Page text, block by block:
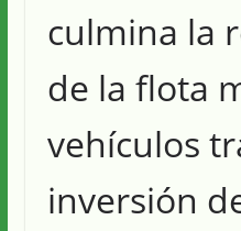
culmina la
de la flota
vehículos
inversión